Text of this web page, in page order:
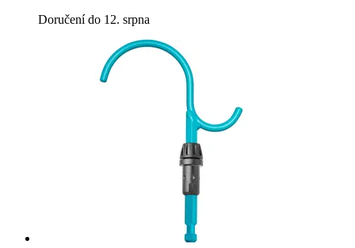
Doručení do 12. srpna